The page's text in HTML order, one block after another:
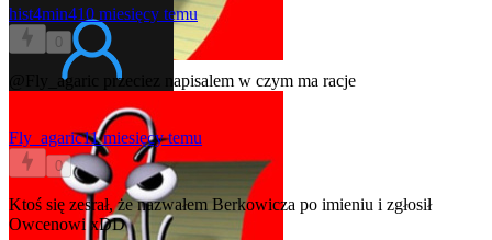
hist4min410 miesięcy temu
0
@Fly_agaric przeciez napisalem w czym ma racje
Fly_agaric11 miesięcy temu
0
Ktoś się zesrał, że nazwałem Berkowicza po imieniu i zgłosił
Owcenowi xDD